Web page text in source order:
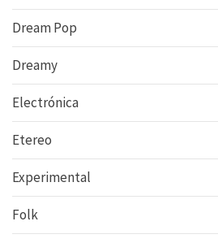
Dream Pop
Dreamy
Electrónica
Etereo
Experimental
Folk